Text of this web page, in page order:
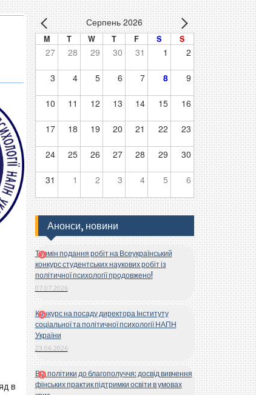
в
Серпень 2026
M T W T F S S
27 28 29 30 31 1 2
3 4 5 6 7 8 9
10 11 12 13 14 15 16
17 18 19 20 21 22 23
24 25 26 27 28 29 30
31 1 2 3 4 5 6
Анонси, новини
Термін подання робіт на Всеукраїнський
конкурс студентських наукових робіт із
політичної психології продовжено!
07.07.2026
Конкурс на посаду директора Інституту
соціальної та політичної психології НАПН
України
23.06.2026
Від політики до благополуччя: досвід вивчення
фінських практик підтримки освіти в умовах